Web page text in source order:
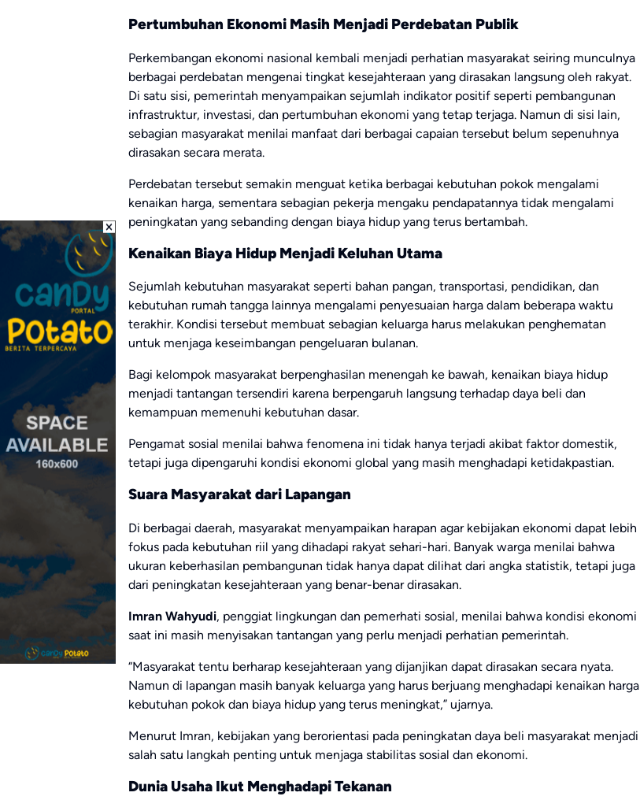
Pertumbuhan Ekonomi Masih Menjadi Perdebatan Publik
Perkembangan ekonomi nasional kembali menjadi perhatian masyarakat seiring munculnya
berbagai perdebatan mengenai tingkat kesejahteraan yang dirasakan langsung oleh rakyat.
Di satu sisi, pemerintah menyampaikan sejumlah indikator positif seperti pembangunan
infrastruktur, investasi, dan pertumbuhan ekonomi yang tetap terjaga. Namun di sisi lain,
sebagian masyarakat menilai manfaat dari berbagai capaian tersebut belum sepenuhnya
dirasakan secara merata.
Perdebatan tersebut semakin menguat ketika berbagai kebutuhan pokok mengalami
kenaikan harga, sementara sebagian pekerja mengaku pendapatannya tidak mengalami
peningkatan yang sebanding dengan biaya hidup yang terus bertambah.
Kenaikan Biaya Hidup Menjadi Keluhan Utama
Sejumlah kebutuhan masyarakat seperti bahan pangan, transportasi, pendidikan, dan
kebutuhan rumah tangga lainnya mengalami penyesuaian harga dalam beberapa waktu
terakhir. Kondisi tersebut membuat sebagian keluarga harus melakukan penghematan
untuk menjaga keseimbangan pengeluaran bulanan.
Bagi kelompok masyarakat berpenghasilan menengah ke bawah, kenaikan biaya hidup
menjadi tantangan tersendiri karena berpengaruh langsung terhadap daya beli dan
kemampuan memenuhi kebutuhan dasar.
Pengamat sosial menilai bahwa fenomena ini tidak hanya terjadi akibat faktor domestik,
tetapi juga dipengaruhi kondisi ekonomi global yang masih menghadapi ketidakpastian.
Suara Masyarakat dari Lapangan
Di berbagai daerah, masyarakat menyampaikan harapan agar kebijakan ekonomi dapat lebih
fokus pada kebutuhan riil yang dihadapi rakyat sehari-hari. Banyak warga menilai bahwa
ukuran keberhasilan pembangunan tidak hanya dapat dilihat dari angka statistik, tetapi juga
dari peningkatan kesejahteraan yang benar-benar dirasakan.
Imran Wahyudi, penggiat lingkungan dan pemerhati sosial, menilai bahwa kondisi ekonomi
saat ini masih menyisakan tantangan yang perlu menjadi perhatian pemerintah.
“Masyarakat tentu berharap kesejahteraan yang dijanjikan dapat dirasakan secara nyata.
Namun di lapangan masih banyak keluarga yang harus berjuang menghadapi kenaikan harga
kebutuhan pokok dan biaya hidup yang terus meningkat,” ujarnya.
Menurut Imran, kebijakan yang berorientasi pada peningkatan daya beli masyarakat menjadi
salah satu langkah penting untuk menjaga stabilitas sosial dan ekonomi.
Dunia Usaha Ikut Menghadapi Tekanan